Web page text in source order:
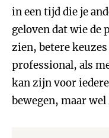
in een tijd die je
geloven dat wie de
zien, betere
professional, als
kan zijn voor
bewegen, maar